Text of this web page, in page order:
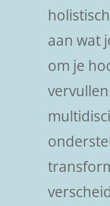
aan wat
om je